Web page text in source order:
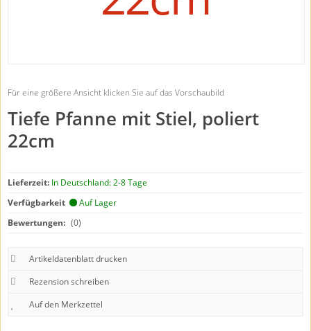
Für eine größere Ansicht klicken Sie auf das Vorschaubild
Tiefe Pfanne mit Stiel, poliert
22cm
Lieferzeit: In Deutschland: 2-8 Tage
Verfügbarkeit
Auf Lager
Bewertungen: (0)
Artikeldatenblatt drucken
Rezension schreiben